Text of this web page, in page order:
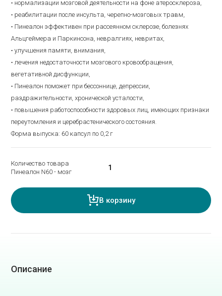
• нормализации мозговой деятельности на фоне атеросклероза,
• реабилитации после инсульта, черепно-мозговых травм,
• Пинеалон эффективен при рассеянном склерозе, болезнях
Альцгеймера и Паркинсона, невралгиях, невритах,
• улучшения памяти, внимания,
• лечения недостаточности мозгового кровообращения,
вегетативной дисфункции,
• Пинеалон поможет при бессоннице, депрессии,
раздражительности, хронической усталости,
• повышения работоспособности здоровых лиц, имеющих признаки
переутомления и церебрастенического состояния.
Форма выпуска: 60 капсул по 0,2 г
Количество товара
Пинеалон N60 - мозг
В корзину
Описание